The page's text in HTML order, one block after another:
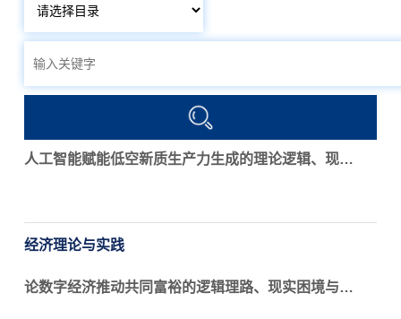
人工智能赋能低空新质生产力生成的理论逻辑、现实困境与政策调适
经济理论与实践
论数字经济推动共同富裕的逻辑理路、现实困境与实践进路